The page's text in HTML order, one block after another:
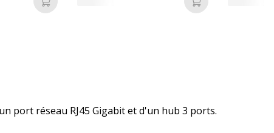
Ajouter au panier Ajouter au panier
port réseau RJ45 Gigabit et d'un hub 3 ports.